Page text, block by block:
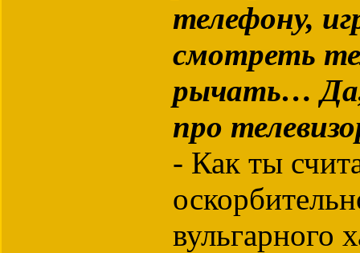
телефону,
смотреть
рычать…
про
- Как ты
вульгарного